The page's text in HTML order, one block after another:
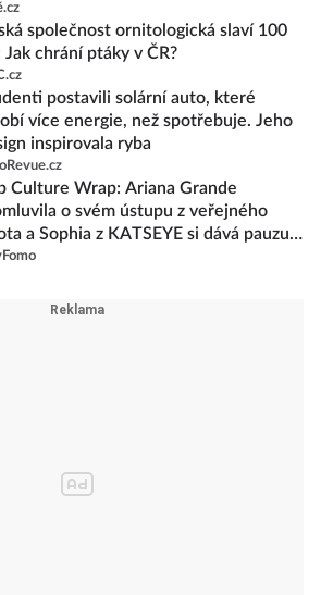
společnost ornitologická slaví 100
Jak chrání ptáky v ČR?
postavili solární auto, které
více energie, než spotřebuje. Jeho
inspirovala ryba
Culture Wrap: Ariana Grande
o svém ústupu z veřejného
a Sophia z KATSEYE si dává pauzu